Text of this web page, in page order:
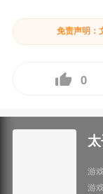
免责声明：
0
游
游